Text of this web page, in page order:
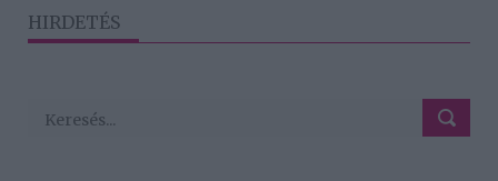
HIRDETÉS